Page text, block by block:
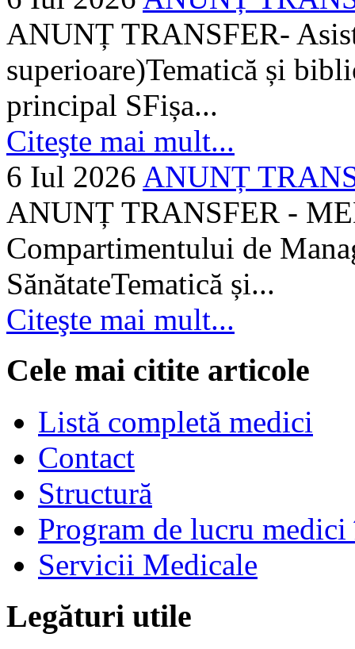
ANUNȚ TRANSFER-
superioare)Tematică și
principal SFișa...
Citeşte mai mult...
6 Iul 2026 ANUNȚ
ANUNȚ TRANSFER -
Compartimentului de
SănătateTematică și...
Citeşte mai mult...
Cele mai citite articole
Listă completă medici
Contact
Structură
Program de lucru
Servicii Medicale
Legături utile